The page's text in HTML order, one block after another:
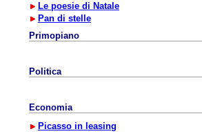
Le poesie di Natale
Pan di stelle
Primopiano
Politica
Economia
Picasso in leasing